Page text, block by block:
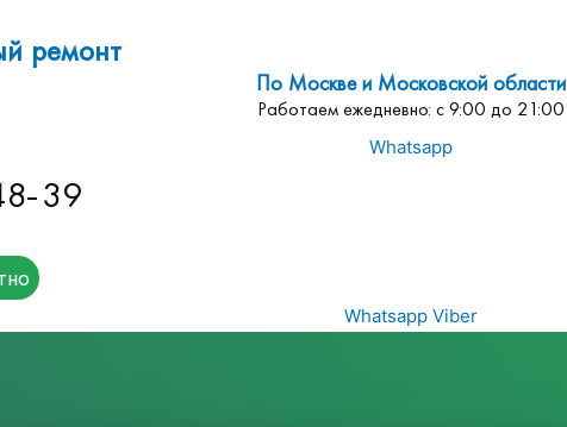
ремонт
По Москве и Московской области
Работаем ежедневно: с 9:00 до 21:00
Whatsapp
39
Whatsapp Viber